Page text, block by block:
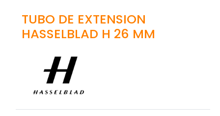
TUBO DE EXTENSION
HASSELBLAD H 26 MM